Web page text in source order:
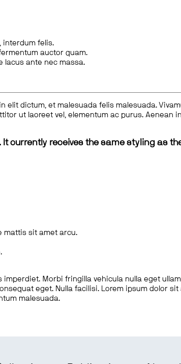
interdum felis.
auctor quam.
lacus ante nec massa.
dictum, et malesuada felis malesuada.
ut laoreet vel, elementum ac purus. Aenean
currently receives the same styling as
mattis sit amet arcu.
Morbi fringilla vehicula nulla eget
eget. Nulla facilisi. Lorem ipsum dolor
malesuada.